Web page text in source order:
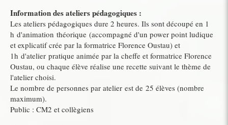
Information des ateliers pédagogiques :
Les ateliers pédagogiques dure 2 heures. Ils sont découpé en 1
h d'animation théorique (accompagné d'un power point ludique
et explicatif crée par la formatrice Florence Oustau) et
1h d'atelier pratique animée par la cheffe et formatrice Florence
Oustau, ou chaque élève réalise une recette suivant le thème de
l'atelier choisi.
Le nombre de personnes par atelier est de 25 élèves (nombre
maximum).
Public : CM2 et collègiens